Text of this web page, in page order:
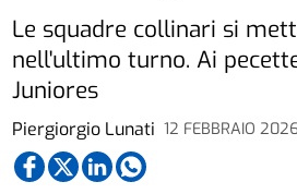
Piergiorgio Lunati 12 FEBBRAIO 2026
Le squadre collinari si
nell'ultimo turno. Ai
Juniores